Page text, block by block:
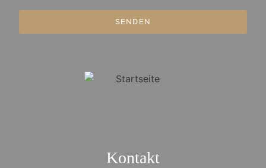
SENDEN
Kontakt